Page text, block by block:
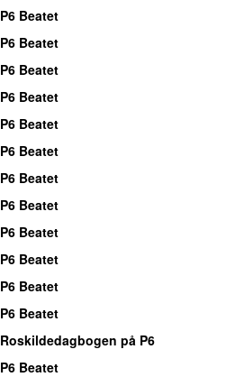
P6 Beatet
P6 Beatet
P6 Beatet
P6 Beatet
P6 Beatet
P6 Beatet
P6 Beatet
P6 Beatet
P6 Beatet
P6 Beatet
P6 Beatet
P6 Beatet
Roskildedagbogen på P6
P6 Beatet